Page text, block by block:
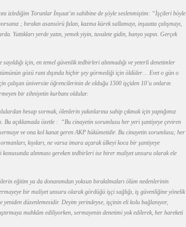
izlediğim Torunlar İnşaat’ın sahibine de şöyle seslenmiştim: “İşçileri böyle
; bırakın asansörü falan, kazma kürek sallamayı, inşaatta çalışmayı,
Yattıkları yerde yatın, yemek yiyin, tuvalete gidin, banyo yapın. Gerçek
için, en temel güvenlik tedbirleri alınmadığı ve yeterli denetimler
gözü rant dışında hiçbir şey görmediği için öldüler… Evet o gün o
çalışan üniversite öğrencilerinin de olduğu 1500 işçiden 10’u onların
bir zihniyetin kurbanı oldular.
hesap sormak, ölenlerin yakınlarına sahip çıkmak için yaptığımız
Bu açıklamada özetle : “Bu cinayetin sorumlusu her yeri şantiyeye çeviren
ve ona kol kanat geren AKP hükümetidir. Bu cinayetin sorumlusu; her
kıyıları, ne varsa imara açarak ülkeyi koca bir şantiyeye
konusunda alınması gereken tedbirleri ise birer maliyet unsuru olarak ele
eğitim ya da donanımdan yoksun bırakılmaları ölüm nedenlerinin
bir maliyet unsuru olarak gördüğü işçi sağlığı, iş güvenliğine yönelik
düzenlemesidir. Deyim yerindeyse, işçinin eli kolu bağlanıyor,
mahkûm ediliyorken, sermayenin denetimi yok edilerek, her hareketi